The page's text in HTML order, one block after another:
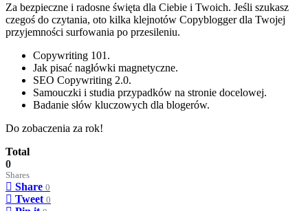
Za bezpieczne i radosne święta dla Ciebie i Twoich. Jeśli szukasz
czegoś do czytania, oto kilka klejnotów Copyblogger dla Twojej
przyjemności surfowania po przesileniu.
Copywriting 101.
Jak pisać nagłówki magnetyczne.
SEO Copywriting 2.0.
Samouczki i studia przypadków na stronie docelowej.
Badanie słów kluczowych dla blogerów.
Do zobaczenia za rok!
Total
0
Shares
Share 0
Tweet 0